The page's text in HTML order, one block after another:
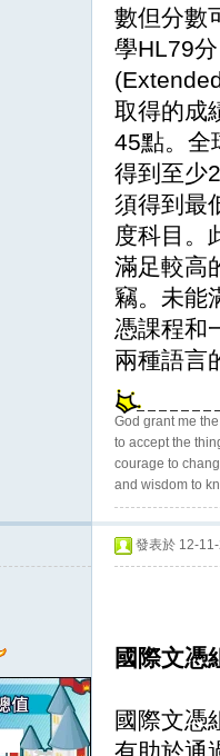
數但分數
學HL79
取得的成
45點。全
得到至少
須得到最
度科目。
滿足較高
竊。未能
憑課程和
兩種語言
God grant me
to accept the
courage to
and wisdom to
發表於 12-
國際文憑
國際文憑